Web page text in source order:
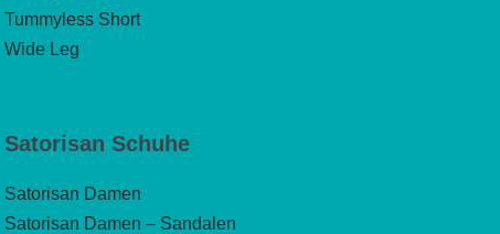
Tummyless Short
Wide Leg
Satorisan Schuhe
Satorisan Damen
Satorisan Damen – Sandalen